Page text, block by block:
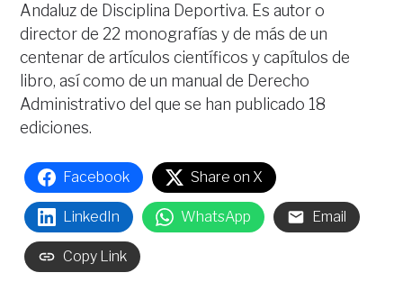
Andaluz de Disciplina Deportiva. Es autor o
director de 22 monografías y de más de un
centenar de artículos científicos y capítulos de
libro, así como de un manual de Derecho
Administrativo del que se han publicado 18
ediciones.
Facebook Share on X
LinkedIn WhatsApp Email
Copy Link